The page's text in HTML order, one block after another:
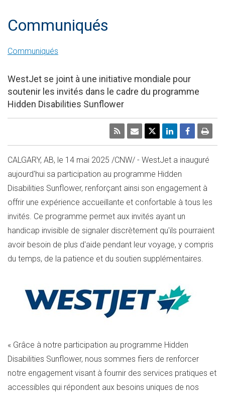
Communiqués
Communiqués
WestJet se joint à une initiative mondiale pour
soutenir les invités dans le cadre du programme
Hidden Disabilities Sunflower
CALGARY, AB, le 14 mai 2025 /CNW/ - WestJet a inauguré
aujourd'hui sa participation au programme Hidden
Disabilities Sunflower, renforçant ainsi son engagement à
offrir une expérience accueillante et confortable à tous les
invités. Ce programme permet aux invités ayant un
handicap invisible de signaler discrètement qu'ils pourraient
avoir besoin de plus d'aide pendant leur voyage, y compris
du temps, de la patience et du soutien supplémentaires.
« Grâce à notre participation au programme Hidden
Disabilities Sunflower, nous sommes fiers de renforcer
notre engagement visant à fournir des services pratiques et
accessibles qui répondent aux besoins uniques de nos